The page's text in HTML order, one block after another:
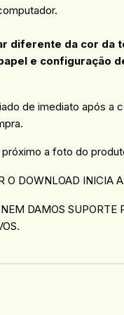
diferente da cor da
e configuração
de imediato após a
a foto do
O DOWNLOAD INICIA
DAMOS SUPORTE